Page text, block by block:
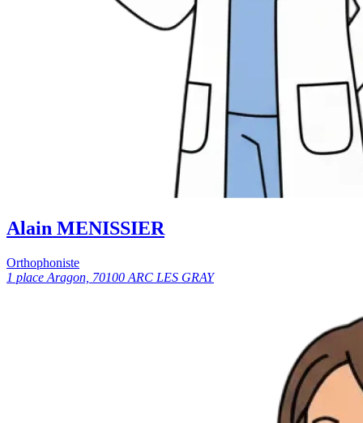
Alain MENISSIER
Orthophoniste
1 place Aragon, 70100 ARC LES GRAY